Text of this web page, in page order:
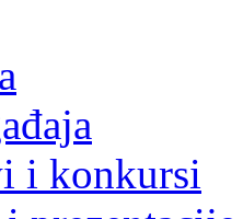
i konkursi